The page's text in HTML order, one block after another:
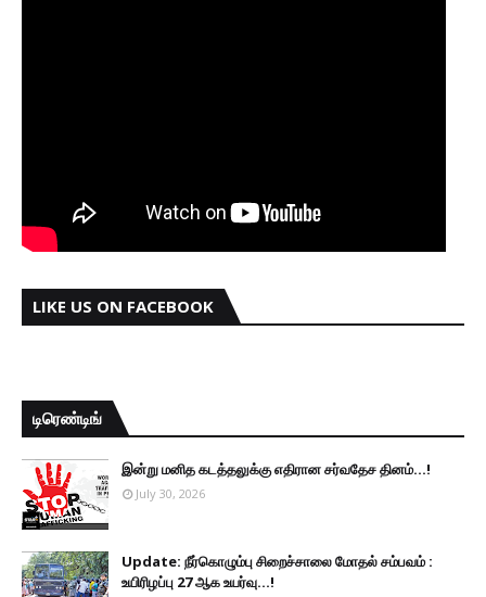
LIKE US ON FACEBOOK
டிரெண்டிங்
இன்று மனித கடத்தலுக்கு எதிரான சர்வதேச தினம்...!
July 30, 2026
Update: நீர்கொழும்பு சிறைச்சாலை மோதல் சம்பவம் :
உயிரிழப்பு 27 ஆக உயர்வு...!